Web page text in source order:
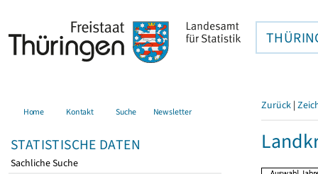
Home Kontakt Suche Newsletter
STATISTISCHE DATEN
Sachliche Suche
Zurück |